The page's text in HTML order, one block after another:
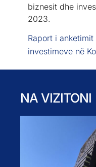
biznesit dhe
2023.
Raport i
investimeve në
NA VIZITONI